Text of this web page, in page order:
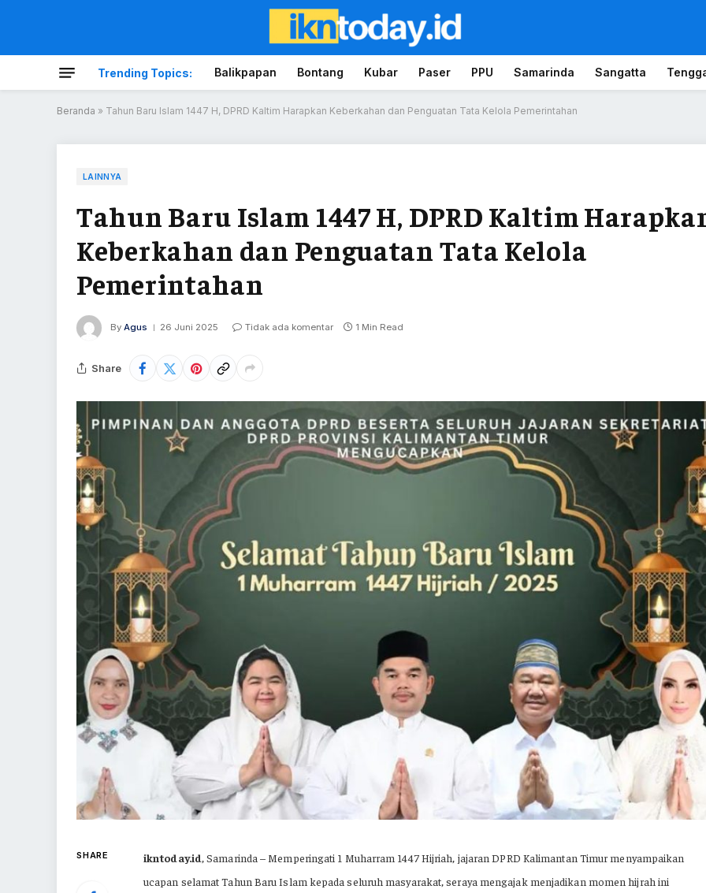
Trending Topics: Balikpapan Bontang Kubar Paser PPU Samarinda Sangatta
Beranda » Tahun Baru Islam 1447 H, DPRD Kaltim Harapkan Keberkahan dan Penguatan Tata Kelola Pemerintahan
LAINNYA
Tahun Baru Islam 1447 H, DPRD Kaltim
Keberkahan dan Penguatan Tata Kelola
Pemerintahan
By Agus 26 Juni 2025 Tidak ada komentar 1 Min Read
Share
SHARE ikntoday.id, Samarinda – Memperingati 1 Muharram 1447 Hijriah, jajaran DPRD Kalimantan Timur menyampaikan
ucapan selamat Tahun Baru Islam kepada seluruh masyarakat, seraya mengajak menjadikan momen hijrah ini